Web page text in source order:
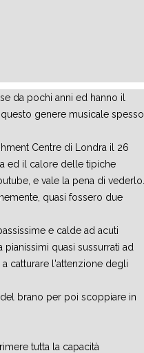
da pochi anni ed hanno il
genere musicale spesso
Centre di Londra il 26
ed il calore delle tipiche
e vale la pena di vederlo.
quasi fossero due
e calde ad acuti
quasi sussurrati ad
catturare l'attenzione degli
brano per poi scoppiare in
tutta la capacità